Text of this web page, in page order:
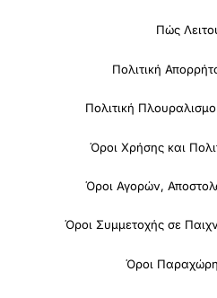
Πώς
Πολιτική
Πολιτική
Όροι Χρήσης και
Όροι Αγορών,
Όροι Συμμετοχής σε
Όροι